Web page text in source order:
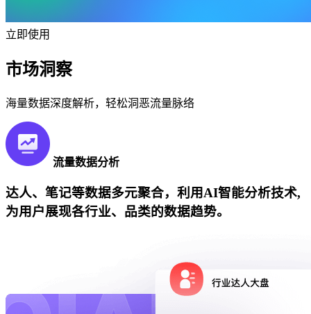
立即使用
市场洞察
海量数据深度解析，轻松洞恶流量脉络
流量数据分析
达人、笔记等数据多元聚合，利用AI智能分析技术,
为用户展现各行业、品类的数据趋势。